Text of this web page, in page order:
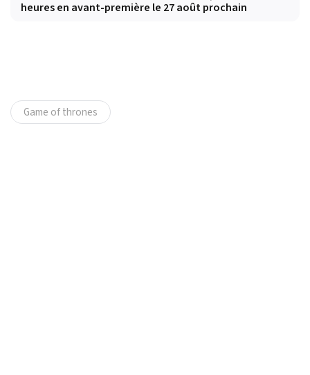
heures en avant-première le 27 août prochain
Game of thrones